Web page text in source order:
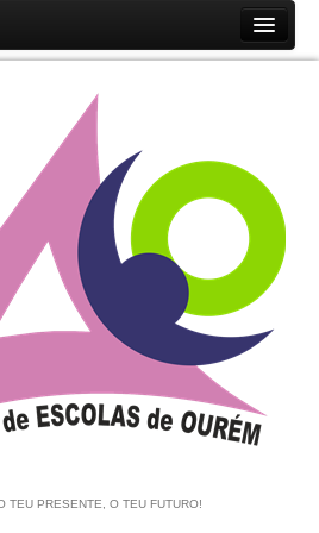
EE
TEU PRESENTE, O TEU FUTURO!